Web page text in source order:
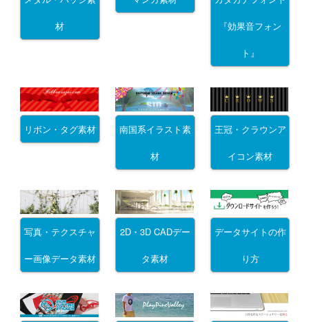
材 『効果音フォン
ト』
リボン・タグ素材 南国系イラスト素
材
王冠・クラウンア
イコン素材
写真・テクスチャ
ー画像データ素材
2D・3D CADデー
タ素材
データサイトの作
り方